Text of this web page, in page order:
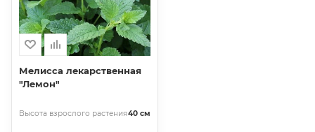
Мелисса лекарственная
"Лемон"
Высота взрослого растения40 см